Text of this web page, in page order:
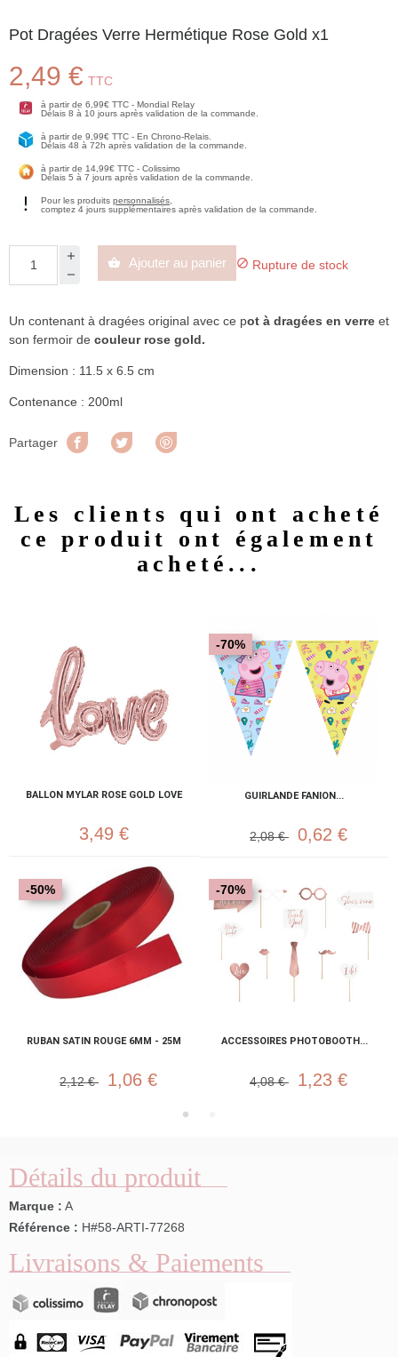
Pot Dragées Verre Hermétique Rose Gold x1
2,49 € TTC
à partir de 6,99€ TTC - Mondial Relay
Délais 8 à 10 jours après validation de la commande.
à partir de 9,99€ TTC - En Chrono-Relais.
Délais 48 à 72h après validation de la commande.
à partir de 14,99€ TTC - Colissimo
Délais 5 à 7 jours après validation de la commande.
Pour les produits personnalisés
comptez 4 jours supplémentaires après validation de la commande.
 Ajouter au panier  Rupture de stock
Un contenant à dragées original avec ce pot à dragées en verre et
son fermoir de couleur rose gold.
Dimension : 11.5 x 6.5 cm
Contenance : 200ml
Partager Partager Tweet
Les clients qui ont acheté
ce produit ont également
acheté...
BALLON MYLAR ROSE GOLD LOVE
3,49 €
GUIRLANDE FANION...
-70%
2,08 € 0,62 €
RUBAN SATIN ROUGE 6MM - 25M
-50%
2,12 € 1,06 €
ACCESSOIRES PHOTOBOOTH...
-70%
4,08 € 1,23 €
Détails du produit
Marque : A
Référence : H#58-ARTI-77268
Livraisons & Paiements